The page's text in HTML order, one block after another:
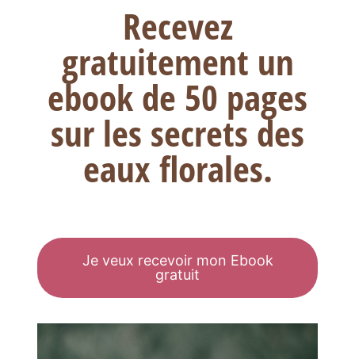
Recevez
gratuitement un
ebook de 50 pages
sur les secrets des
eaux florales.
Je veux recevoir mon Ebook
gratuit